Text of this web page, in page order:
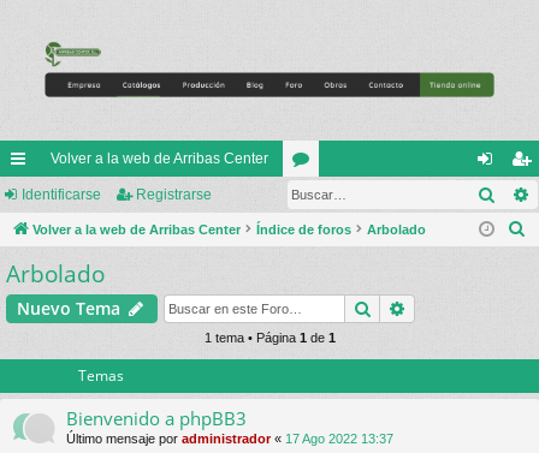
nl
ac
es
rá
Volver a la web de Arribas Center
or
os
de
nti
eg
ist
Identificarse Registrarse
Volver a la web de Arribas Center Índice de foros Arbolado
r
Arbolado
Nuevo Tema Buscar
1 tema • Página 1de 1
Temas
Bienvenido a phpBB3
Último mensaje por administrador« 17 Ago 2022 13:37